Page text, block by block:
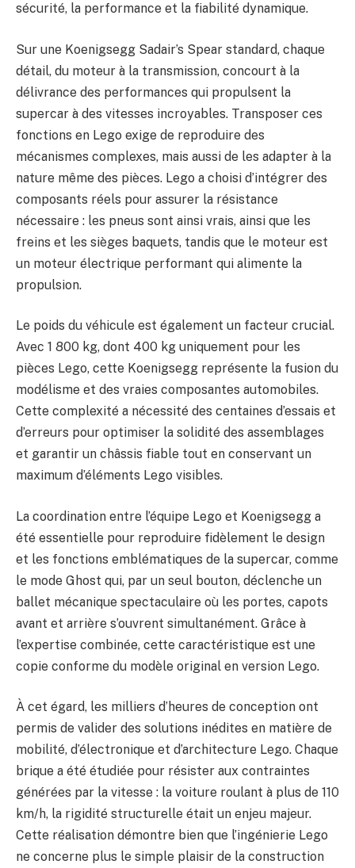
sécurité, la performance et la fiabilité dynamique.
Sur une Koenigsegg Sadair’s Spear standard, chaque
détail, du moteur à la transmission, concourt à la
délivrance des performances qui propulsent la
supercar à des vitesses incroyables. Transposer ces
fonctions en Lego exige de reproduire des
mécanismes complexes, mais aussi de les adapter à la
nature même des pièces. Lego a choisi d’intégrer des
composants réels pour assurer la résistance
nécessaire : les pneus sont ainsi vrais, ainsi que les
freins et les sièges baquets, tandis que le moteur est
un moteur électrique performant qui alimente la
propulsion.
Le poids du véhicule est également un facteur crucial.
Avec 1 800 kg, dont 400 kg uniquement pour les
pièces Lego, cette Koenigsegg représente la fusion du
modélisme et des vraies composantes automobiles.
Cette complexité a nécessité des centaines d’essais et
d’erreurs pour optimiser la solidité des assemblages
et garantir un châssis fiable tout en conservant un
maximum d’éléments Lego visibles.
La coordination entre l’équipe Lego et Koenigsegg a
été essentielle pour reproduire fidèlement le design
et les fonctions emblématiques de la supercar, comme
le mode Ghost qui, par un seul bouton, déclenche un
ballet mécanique spectaculaire où les portes, capots
avant et arrière s’ouvrent simultanément. Grâce à
l’expertise combinée, cette caractéristique est une
copie conforme du modèle original en version Lego.
À cet égard, les milliers d’heures de conception ont
permis de valider des solutions inédites en matière de
mobilité, d’électronique et d’architecture Lego. Chaque
brique a été étudiée pour résister aux contraintes
générées par la vitesse : la voiture roulant à plus de 110
km/h, la rigidité structurelle était un enjeu majeur.
Cette réalisation démontre bien que l’ingénierie Lego
ne concerne plus le simple plaisir de la construction